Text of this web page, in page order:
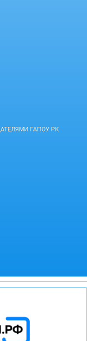
ГАПОУ РК